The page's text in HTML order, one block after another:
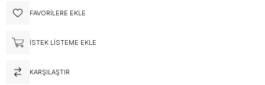
FAVORILERE EKLE
İSTEK LISTEME EKLE
KARŞILAŞTIR